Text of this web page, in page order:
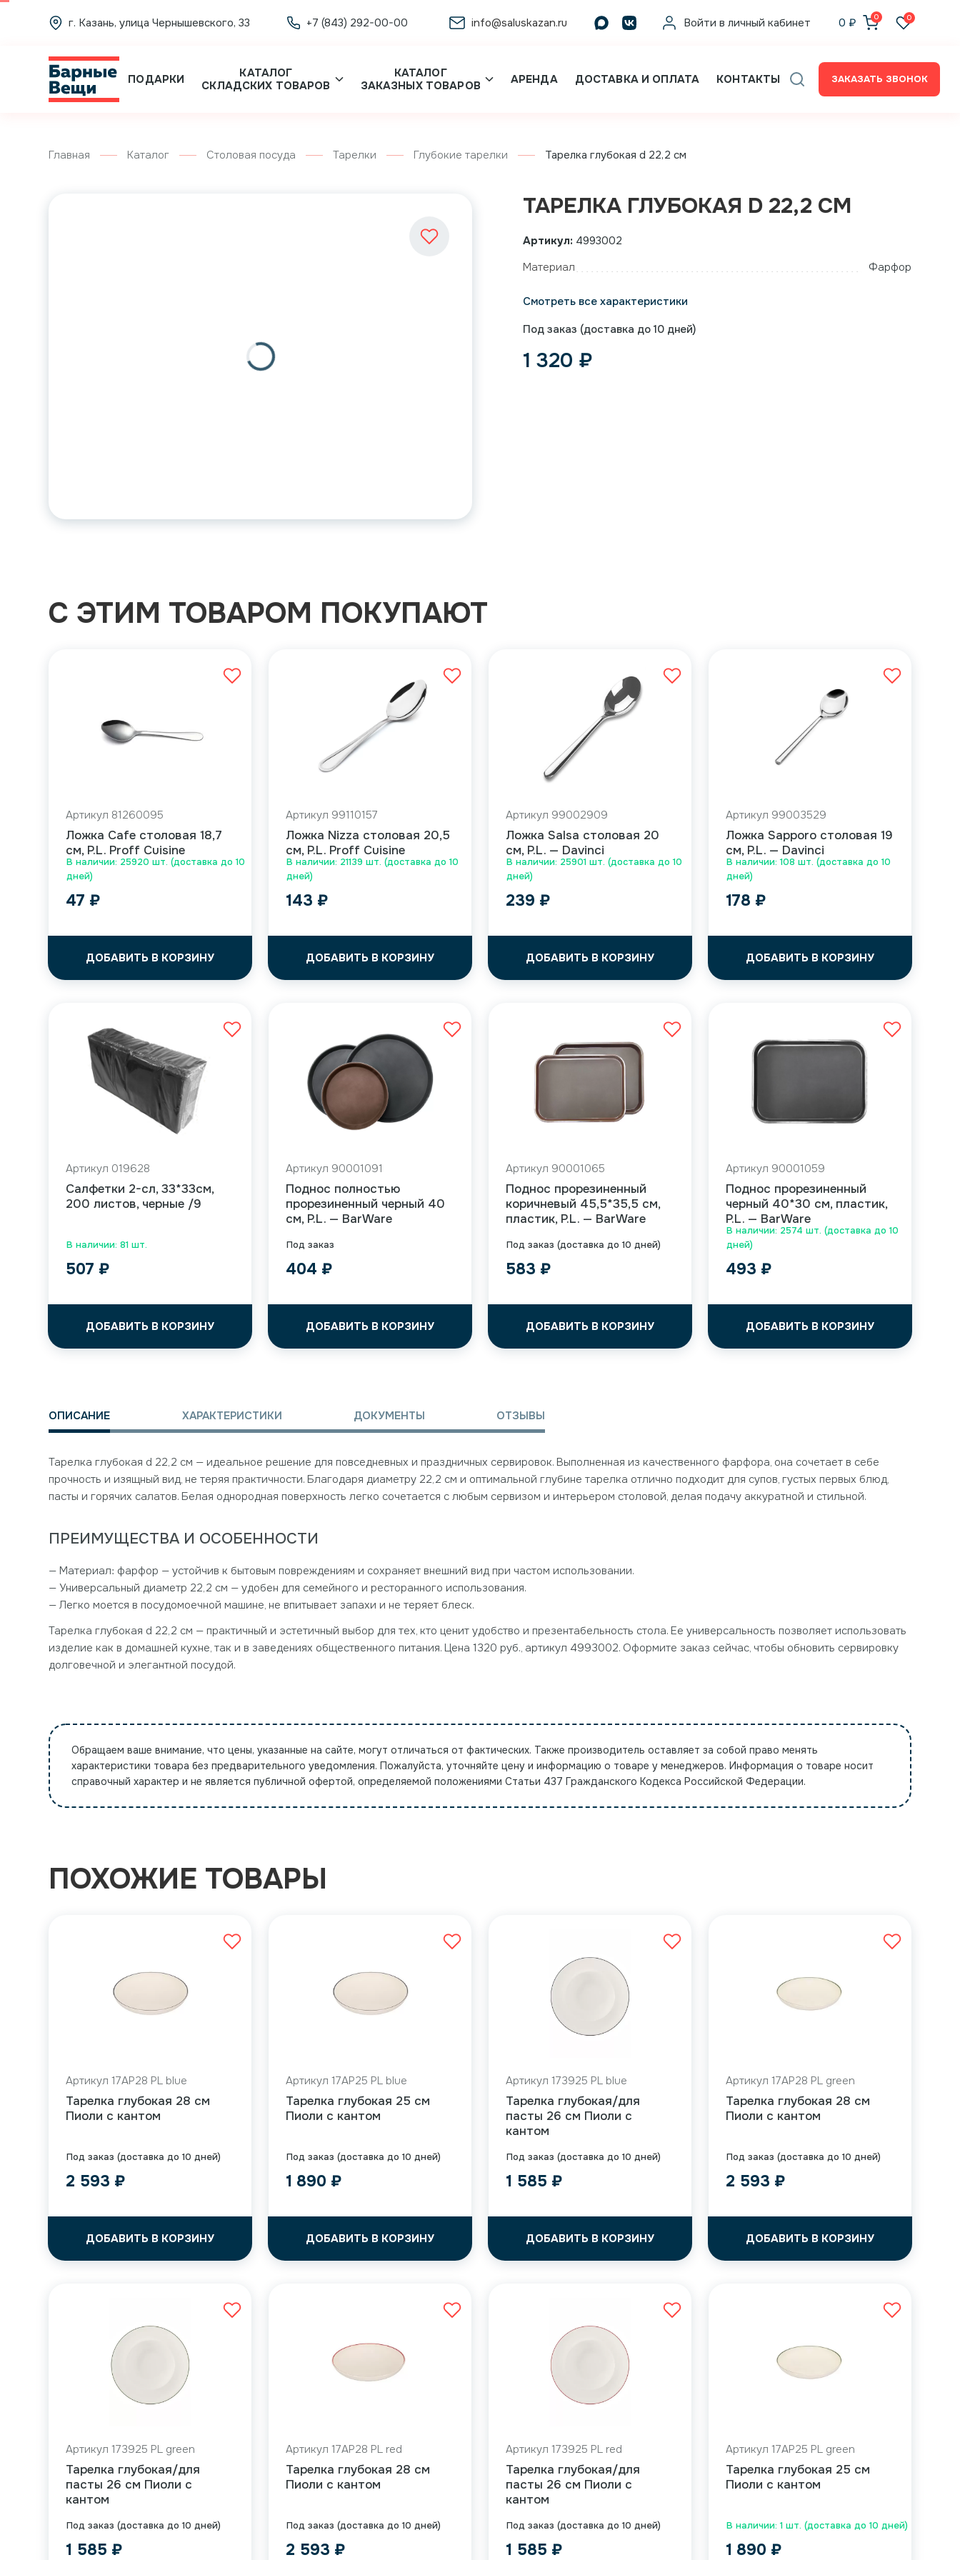
г. Казань, улица Чернышевского, 33 +7 (843) 292-00-00 info@saluskazan.ru Войти в личный кабинет 0 ₽ 0 0
ПОДАРКИ
КАТАЛОГ
СКЛАДСКИХ ТОВАРОВ
КАТАЛОГ
ЗАКАЗНЫХ ТОВАРОВ
АРЕНДА ДОСТАВКА И ОПЛАТА КОНТАКТЫ ЗАКАЗАТЬ ЗВОНОК
Главная Каталог Столовая посуда Тарелки Глубокие тарелки Тарелка глубокая d 22,2 см
ТАРЕЛКА ГЛУБОКАЯ D 22,2 СМ
Артикул: 4993002
Материал
Фарфор
Смотреть все характеристики
Под заказ (доставка до 10 дней)
1 320 ₽
С ЭТИМ ТОВАРОМ ПОКУПАЮТ
В наличии: 25920 шт. (доставка до 10
дней)
Артикул 81260095
Ложка Cafe столовая 18,7
см, P.L. Proff Cuisine
47 ₽
ДОБАВИТЬ В КОРЗИНУ
В наличии: 21139 шт. (доставка до 10
дней)
Артикул 99110157
Ложка Nizza столовая 20,5
см, P.L. Proff Cuisine
143 ₽
ДОБАВИТЬ В КОРЗИНУ
В наличии: 25901 шт. (доставка до 10
дней)
Артикул 99002909
Ложка Salsa столовая 20
см, P.L. — Davinci
239 ₽
ДОБАВИТЬ В КОРЗИНУ
В наличии: 108 шт. (доставка до 10
дней)
Артикул 99003529
Ложка Sapporo столовая 19
см, P.L. — Davinci
178 ₽
ДОБАВИТЬ В КОРЗИНУ
В наличии: 81 шт.
Артикул 019628
Салфетки 2-сл, 33*33см,
200 листов, черные /9
507 ₽
ДОБАВИТЬ В КОРЗИНУ
Под заказ
Артикул 90001091
Поднос полностью
прорезиненный черный 40
см, P.L. — BarWare
404 ₽
ДОБАВИТЬ В КОРЗИНУ
Под заказ (доставка до 10 дней)
Артикул 90001065
Поднос прорезиненный
коричневый 45,5*35,5 см,
пластик, P.L. — BarWare
583 ₽
ДОБАВИТЬ В КОРЗИНУ
В наличии: 2574 шт. (доставка до 10
дней)
Артикул 90001059
Поднос прорезиненный
черный 40*30 см, пластик,
P.L. — BarWare
493 ₽
ДОБАВИТЬ В КОРЗИНУ
ОПИСАНИЕ ХАРАКТЕРИСТИКИ ДОКУМЕНТЫ ОТЗЫВЫ
Тарелка глубокая d 22,2 см — идеальное решение для повседневных и праздничных сервировок. Выполненная из качественного фарфора, она сочетает в себе
прочность и изящный вид, не теряя практичности. Благодаря диаметру 22,2 см и оптимальной глубине тарелка отлично подходит для супов, густых первых блюд,
пасты и горячих салатов. Белая однородная поверхность легко сочетается с любым сервизом и интерьером столовой, делая подачу аккуратной и стильной.
ПРЕИМУЩЕСТВА И ОСОБЕННОСТИ
— Материал: фарфор — устойчив к бытовым повреждениям и сохраняет внешний вид при частом использовании.
— Универсальный диаметр 22,2 см — удобен для семейного и ресторанного использования.
— Легко моется в посудомоечной машине, не впитывает запахи и не теряет блеск.
Тарелка глубокая d 22,2 см — практичный и эстетичный выбор для тех, кто ценит удобство и презентабельность стола. Ее универсальность позволяет использовать
изделие как в домашней кухне, так и в заведениях общественного питания. Цена 1320 руб., артикул 4993002. Оформите заказ сейчас, чтобы обновить сервировку
долговечной и элегантной посудой.
Обращаем ваше внимание, что цены, указанные на сайте, могут отличаться от фактических. Также производитель оставляет за собой право менять
характеристики товара без предварительного уведомления. Пожалуйста, уточняйте цену и информацию о товаре у менеджеров. Информация о товаре носит
справочный характер и не является публичной офертой, определяемой положениями Статьи 437 Гражданского Кодекса Российской Федерации.
ПОХОЖИЕ ТОВАРЫ
Под заказ (доставка до 10 дней)
Артикул 17AP28 PL blue
Тарелка глубокая 28 см
Пиоли с кантом
2 593 ₽
ДОБАВИТЬ В КОРЗИНУ
Под заказ (доставка до 10 дней)
Артикул 17AP25 PL blue
Тарелка глубокая 25 см
Пиоли с кантом
1 890 ₽
ДОБАВИТЬ В КОРЗИНУ
Под заказ (доставка до 10 дней)
Артикул 173925 PL blue
Тарелка глубокая/для
пасты 26 см Пиоли с
кантом
1 585 ₽
ДОБАВИТЬ В КОРЗИНУ
Под заказ (доставка до 10 дней)
Артикул 17AP28 PL green
Тарелка глубокая 28 см
Пиоли с кантом
2 593 ₽
ДОБАВИТЬ В КОРЗИНУ
Под заказ (доставка до 10 дней)
Артикул 173925 PL green
Тарелка глубокая/для
пасты 26 см Пиоли с
кантом
1 585 ₽
Под заказ (доставка до 10 дней)
Артикул 17AP28 PL red
Тарелка глубокая 28 см
Пиоли с кантом
2 593 ₽
Под заказ (доставка до 10 дней)
Артикул 173925 PL red
Тарелка глубокая/для
пасты 26 см Пиоли с
кантом
1 585 ₽
В наличии: 1 шт. (доставка до 10 дней)
Артикул 17AP25 PL green
Тарелка глубокая 25 см
Пиоли с кантом
1 890 ₽